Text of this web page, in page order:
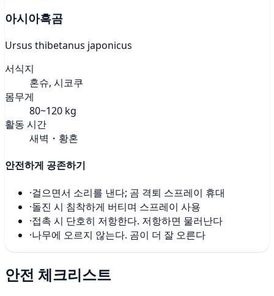
아시아흑곰
Ursus thibetanus japonicus
서식지
혼슈, 시코쿠
몸무게
80~120 kg
활동 시간
새벽・황혼
안전하게 공존하기
·걸으면서 소리를 낸다; 곰 격퇴 스프레이 휴대
·돌진 시 침착하게 버티며 스프레이 사용
·접촉 시 단호히 저항한다. 저항하면 물러난다
·나무에 오르지 않는다. 곰이 더 잘 오른다
안전 체크리스트